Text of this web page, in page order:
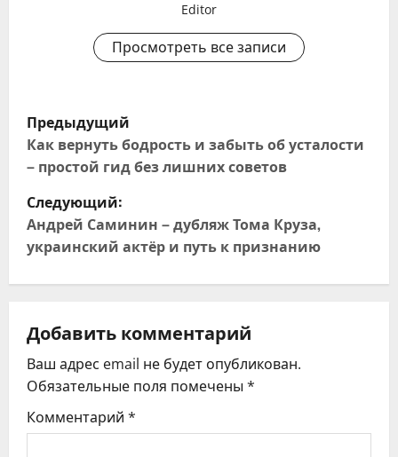
Editor
Просмотреть все записи
Н
а
в
и
г
ц
и
я
Предыдущий
Как вернуть бодрость и забыть об усталости
– простой гид без лишних советов
Следующий:
Андрей Саминин – дубляж Тома Круза,
украинский актёр и путь к признанию
Добавить комментарий
Ваш адрес email не будет опубликован.
Обязательные поля помечены *
Комментарий *